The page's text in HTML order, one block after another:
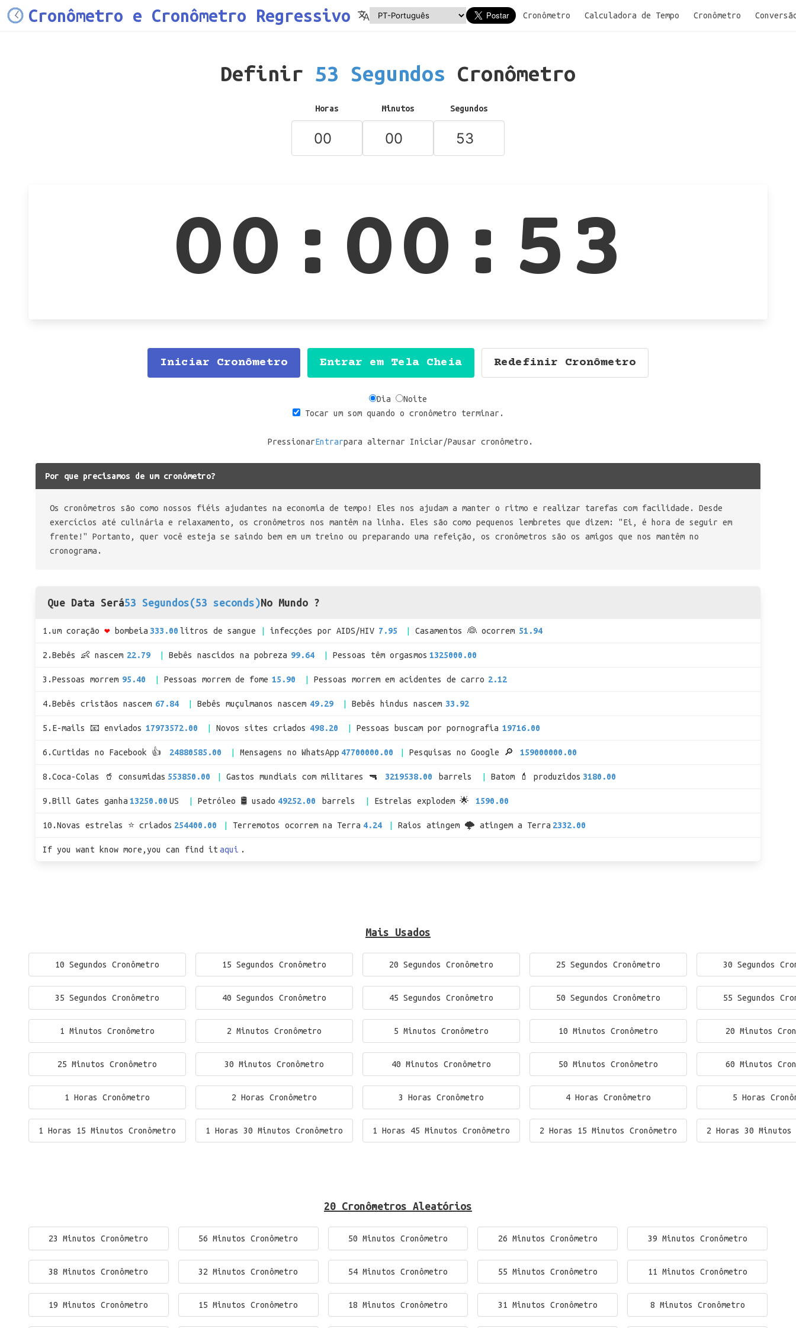
Cronômetro e Cronômetro Regressivo Cronômetro Calculadora de Tempo Cronômetro
Definir 53 Segundos Cronômetro
Horas Minutos Segundos
00:00:53
Iniciar Cronômetro Entrar em Tela Cheia Redefinir Cronômetro
Dia
Noite
Tocar um som quando o cronômetro terminar.
PressionarEntrarpara alternar Iniciar/Pausar cronômetro.
Por que precisamos de um cronômetro?
Os cronômetros são como nossos fiéis ajudantes na economia de tempo! Eles nos ajudam a manter o ritmo e realizar tarefas com facilidade. Desde
exercícios até culinária e relaxamento, os cronômetros nos mantêm na linha. Eles são como pequenos lembretes que dizem: "Ei, é hora de seguir em
frente!" Portanto, quer você esteja se saindo bem em um treino ou preparando uma refeição, os cronômetros são os amigos que nos mantêm no
cronograma.
Que Data Será53 Segundos(53 seconds)No Mundo ?
1.um coração ❤ bombeia 333.00 litros de sangue infecções por AIDS/HIV 7.95 Casamentos 👰 ocorrem 51.94
2.Bebês 👶 nascem 22.79 Bebês nascidos na pobreza 99.64 Pessoas têm orgasmos 1325000.00
3.Pessoas morrem 95.40 Pessoas morrem de fome 15.90 Pessoas morrem em acidentes de carro 2.12
4.Bebês cristãos nascem 67.84 Bebês muçulmanos nascem 49.29 Bebês hindus nascem 33.92
5.E-mails 📧 enviados 17973572.00 Novos sites criados 498.20 Pessoas buscam por pornografia 19716.00
6.Curtidas no Facebook 👍 24880585.00 Mensagens no WhatsApp 47700000.00 Pesquisas no Google 🔎 159000000.00
8.Coca-Colas 🥤 consumidas 553850.00 Gastos mundiais com militares 🔫 3219538.00 barrels Batom 💄 produzidos 3180.00
9.Bill Gates ganha 13250.00 US Petróleo 🛢 usado 49252.00 barrels Estrelas explodem 🌟 1590.00
10.Novas estrelas ⭐ criados 254400.00 Terremotos ocorrem na Terra 4.24 Raios atingem 🌩 atingem a Terra 2332.00
If you want know more,you can find it aqui .
Mais Usados
10 Segundos Cronômetro 15 Segundos Cronômetro 20 Segundos Cronômetro 25 Segundos Cronômetro 30 Segundos
35 Segundos Cronômetro 40 Segundos Cronômetro 45 Segundos Cronômetro 50 Segundos Cronômetro 55 Segundos
1 Minutos Cronômetro 2 Minutos Cronômetro 5 Minutos Cronômetro 10 Minutos Cronômetro 20 Minutos
25 Minutos Cronômetro 30 Minutos Cronômetro 40 Minutos Cronômetro 50 Minutos Cronômetro 60 Minutos
1 Horas Cronômetro 2 Horas Cronômetro 3 Horas Cronômetro 4 Horas Cronômetro 5 Horas
1 Horas 15 Minutos Cronômetro 1 Horas 30 Minutos Cronômetro 1 Horas 45 Minutos Cronômetro 2 Horas 15 Minutos Cronômetro 2 Horas 30 Minutos
20 Cronômetros Aleatórios
23 Minutos Cronômetro 56 Minutos Cronômetro 50 Minutos Cronômetro 26 Minutos Cronômetro 39 Minutos Cronômetro
38 Minutos Cronômetro 32 Minutos Cronômetro 54 Minutos Cronômetro 55 Minutos Cronômetro 11 Minutos Cronômetro
19 Minutos Cronômetro 15 Minutos Cronômetro 18 Minutos Cronômetro 31 Minutos Cronômetro 8 Minutos Cronômetro